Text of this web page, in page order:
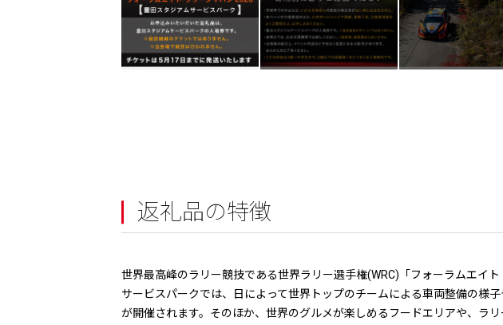
返礼品の特徴
世界最高峰のラリー競技である世界ラリー選手権(WRC)「フォーラムエイ
サービスパークでは、日によって世界トップのチームによる車両整備の様
が開催されます。そのほか、世界のグルメが楽しめるフードエリアや、ラ